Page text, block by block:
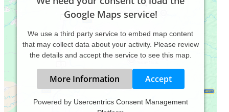
Google Maps service!
We use a third party service to embed map content
that may collect data about your activity. Please review
the details and accept the service to see this map.
More Information Accept
Powered by Usercentrics Consent Management